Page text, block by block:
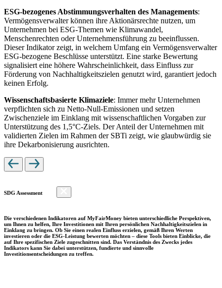
ESG-bezogenes Abstimmungsverhalten des Managements:
Vermögensverwalter können ihre Aktionärsrechte nutzen, um
Unternehmen bei ESG-Themen wie Klimawandel,
Menschenrechten oder Unternehmensführung zu beeinflussen.
Dieser Indikator zeigt, in welchem Umfang ein Vermögensverwalter
ESG-bezogene Beschlüsse unterstützt. Eine starke Bewertung
signalisiert eine höhere Wahrscheinlichkeit, dass Einfluss zur
Förderung von Nachhaltigkeitszielen genutzt wird, garantiert jedoch
keinen Erfolg.
Wissenschaftsbasierte Klimaziele: Immer mehr Unternehmen
verpflichten sich zu Netto-Null-Emissionen und setzen
Zwischenziele im Einklang mit wissenschaftlichen Vorgaben zur
Unterstützung des 1,5°C-Ziels. Der Anteil der Unternehmen mit
validierten Zielen im Rahmen der SBTi zeigt, wie glaubwürdig sie
ihre Dekarbonisierung ausrichten.
SDG Assessment
Die verschiedenen Indikatoren auf MyFairMoney bieten unterschiedliche Perspektiven,
um Ihnen zu helfen, Ihre Investitionen mit Ihren persönlichen Nachhaltigkeitszielen in
Einklang zu bringen. Ob Sie einen realen Einfluss erzielen, gemäß Ihren Werten
investieren oder die ESG-Leistung bewerten möchten – diese Tools bieten Einblicke, die
auf Ihre spezifischen Ziele zugeschnitten sind. Das Verständnis des Zwecks jedes
Indikators kann Sie dabei unterstützen, fundierte und sinnvolle
Investitionsentscheidungen zu treffen.